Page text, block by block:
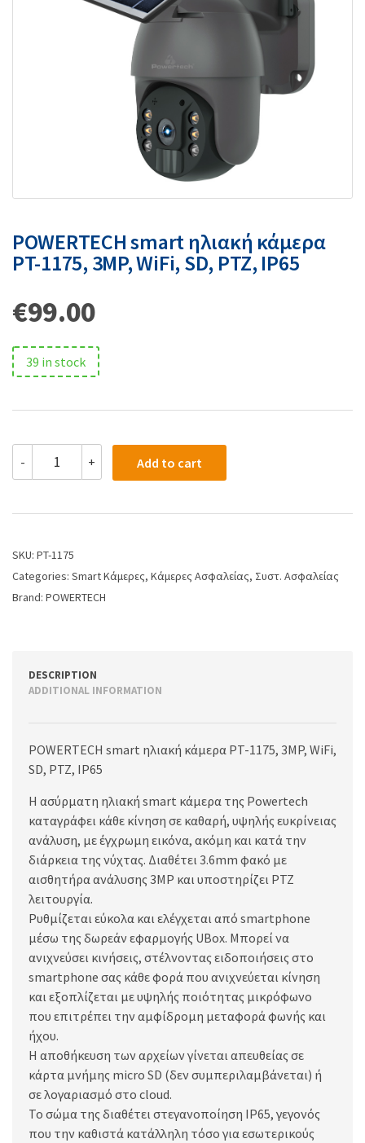
POWERTECH smart ηλιακή κάμερα
PT-1175, 3MP, WiFi, SD, PTZ, IP65
€99.00
39 in stock
- + Add to cart
SKU: PT-1175
Categories: Smart Κάμερες, Κάμερες Ασφαλείας, Συστ. Ασφαλείας
Brand: POWERTECH
DESCRIPTION
ADDITIONAL INFORMATION
POWERTECH smart ηλιακή κάμερα PT-1175, 3MP, WiFi,
SD, PTZ, IP65
Η ασύρματη ηλιακή smart κάμερα της Powertech
καταγράφει κάθε κίνηση σε καθαρή, υψηλής ευκρίνειας
ανάλυση, με έγχρωμη εικόνα, ακόμη και κατά την
διάρκεια της νύχτας. Διαθέτει 3.6mm φακό με
αισθητήρα ανάλυσης 3MP και υποστηρίζει PTZ
λειτουργία.
Ρυθμίζεται εύκολα και ελέγχεται από smartphone
μέσω της δωρεάν εφαρμογής UBox. Μπορεί να
ανιχνεύσει κινήσεις, στέλνοντας ειδοποιήσεις στο
smartphone σας κάθε φορά που ανιχνεύεται κίνηση
και εξοπλίζεται με υψηλής ποιότητας μικρόφωνο
που επιτρέπει την αμφίδρομη μεταφορά φωνής και
ήχου.
Η αποθήκευση των αρχείων γίνεται απευθείας σε
κάρτα μνήμης micro SD (δεν συμπεριλαμβάνεται) ή
σε λογαριασμό στο cloud.
Το σώμα της διαθέτει στεγανοποίηση IP65, γεγονός
που την καθιστά κατάλληλη τόσο για εσωτερικούς